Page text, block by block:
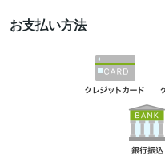
お支払い方法